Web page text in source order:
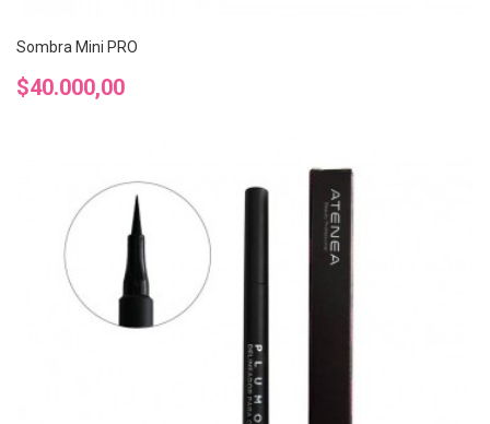
Sombra Mini PRO
Precio
$40.000,00